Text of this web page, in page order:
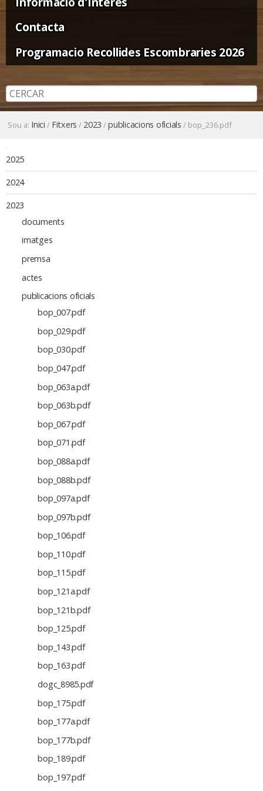
Contacta
Programacio Recollides Escombraries 2026
Sou a: Inici / Fitxers / 2023 /publicacions oficials / bop_236.pdf
2025
2024
2023
documents
imatges
premsa
actes
publicacions oficials
bop_007.pdf
bop_029.pdf
bop_030.pdf
bop_047.pdf
bop_063a.pdf
bop_063b.pdf
bop_067.pdf
bop_071.pdf
bop_088a.pdf
bop_088b.pdf
bop_097a.pdf
bop_097b.pdf
bop_106.pdf
bop_110.pdf
bop_115.pdf
bop_121a.pdf
bop_121b.pdf
bop_125.pdf
bop_143.pdf
bop_163.pdf
dogc_8985.pdf
bop_175.pdf
bop_177a.pdf
bop_177b.pdf
bop_189.pdf
bop_197.pdf